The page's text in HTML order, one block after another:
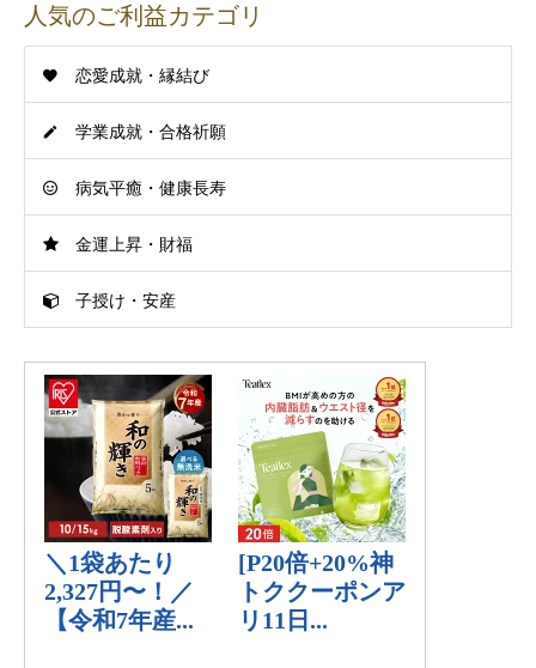
人気のご利益カテゴリ
恋愛成就・縁結び
学業成就・合格祈願
病気平癒・健康長寿
金運上昇・財福
子授け・安産